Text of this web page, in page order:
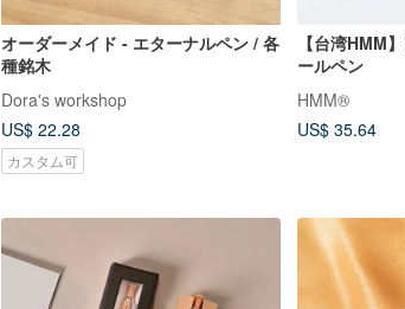
オーダーメイド - エターナルペン / 各
種銘木
Dora's workshop
US$ 22.28
カスタム可
【台湾HMM
ールペン
HMM®
US$ 35.64